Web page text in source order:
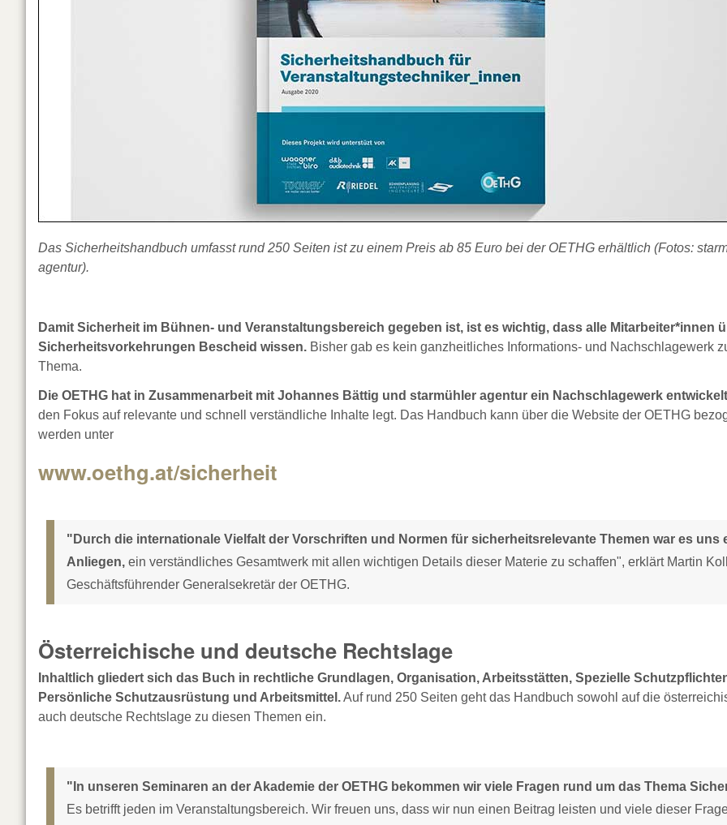
Das Sicherheitshandbuch umfasst rund 250 Seiten ist zu einem Preis ab 85 Euro bei der OETHG erhältlich (Fotos:
agentur).
Damit Sicherheit im Bühnen- und Veranstaltungsbereich gegeben ist, ist es wichtig, dass alle Mitarbeiter*innen
Sicherheitsvorkehrungen Bescheid wissen. Bisher gab es kein ganzheitliches Informations- und Nachschlagewerk
Thema.
Die OETHG hat in Zusammenarbeit mit Johannes Bättig und starmühler agentur ein Nachschlagewerk
den Fokus auf relevante und schnell verständliche Inhalte legt. Das Handbuch kann über die Website der OETHG
werden unter
www.oethg.at/sicherheit
"Durch die internationale Vielfalt der Vorschriften und Normen für sicherheitsrelevante Themen war es uns
Anliegen, ein verständliches Gesamtwerk mit allen wichtigen Details dieser Materie zu schaffen", erklärt Martin
Geschäftsführender Generalsekretär der OETHG.
Österreichische und deutsche Rechtslage
Inhaltlich gliedert sich das Buch in rechtliche Grundlagen, Organisation, Arbeitsstätten, Spezielle
Persönliche Schutzausrüstung und Arbeitsmittel.Auf rund 250 Seiten geht das Handbuch sowohl auf die
auch deutsche Rechtslage zu diesen Themen ein.
"In unseren Seminaren an der Akademie der OETHG bekommen wir viele Fragen rund um das Thema
Es betrifft jeden im Veranstaltungsbereich. Wir freuen uns, dass wir nun einen Beitrag leisten und viele dieser